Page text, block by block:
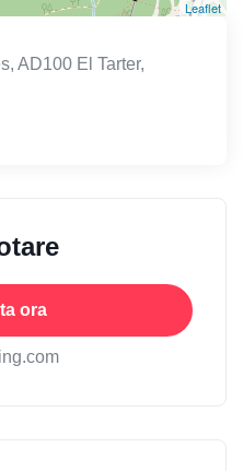
Leaflet
AD100 El Tarter,
ora